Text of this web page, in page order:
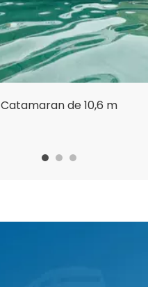
Catamaran de 10,6 m